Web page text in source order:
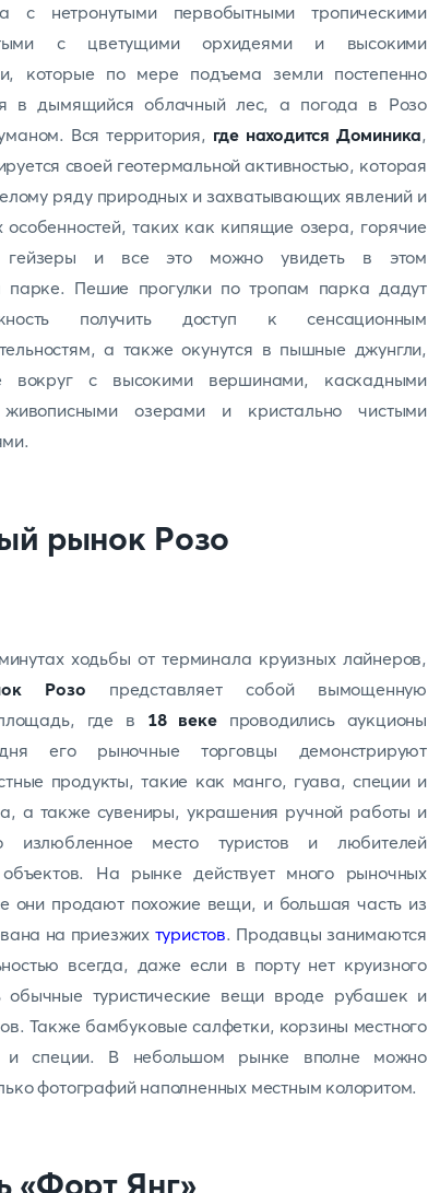
с нетронутыми первобытными тропическими
с цветущими орхидеями и высокими
которые по мере подъема земли постепенно
в дымящийся облачный лес, а погода в Розо
Вся территория, где находится Доминика,
своей геотермальной активностью, которая
ряду природных и захватывающих явлений и
особенностей, таких как кипящие озера, горячие
гейзеры и все это можно увидеть в этом
парке. Пешие прогулки по тропам парка дадут
получить доступ к сенсационным
а также окунутся в пышные джунгли,
вокруг с высокими вершинами, каскадными
озерами и кристально чистыми
рынок Розо
ходьбы от терминала круизных лайнеров,
Розо представляет собой вымощенную
где в 18 веке проводились аукционы
его рыночные торговцы демонстрируют
продукты, такие как манго, гуава, специи и
а также сувениры, украшения ручной работы и
излюбленное место туристов и любителей
объектов. На рынке действует много рыночных
они продают похожие вещи, и большая часть из
на приезжих туристов. Продавцы занимаются
всегда, даже если в порту нет круизного
обычные туристические вещи вроде рубашек и
Также бамбуковые салфетки, корзины местного
и специи. В небольшом рынке вполне можно
фотографий наполненных местным колоритом.
«Форт Янг»